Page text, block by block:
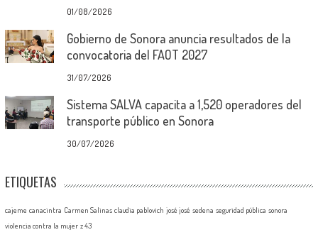
01/08/2026
Gobierno de Sonora anuncia resultados de la
convocatoria del FAOT 2027
31/07/2026
Sistema SALVA capacita a 1,520 operadores del
transporte público en Sonora
30/07/2026
ETIQUETAS
cajeme canacintra Carmen Salinas claudia pablovich josé josé sedena seguridad pública sonora
violencia contra la mujer z 43